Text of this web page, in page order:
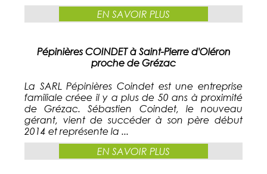
EN SAVOIR PLUS
Pépinières COINDET à Saint-Pierre d'Oléron
proche de Grézac
La SARL Pépinières Coindet est une entreprise
familiale créee il y a plus de 50 ans à proximité
de Grézac. Sébastien Coindet, le nouveau
gérant, vient de succéder à son père début
2014 et représente la ...
EN SAVOIR PLUS